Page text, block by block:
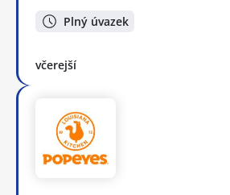
Plný úvazek
včerejší